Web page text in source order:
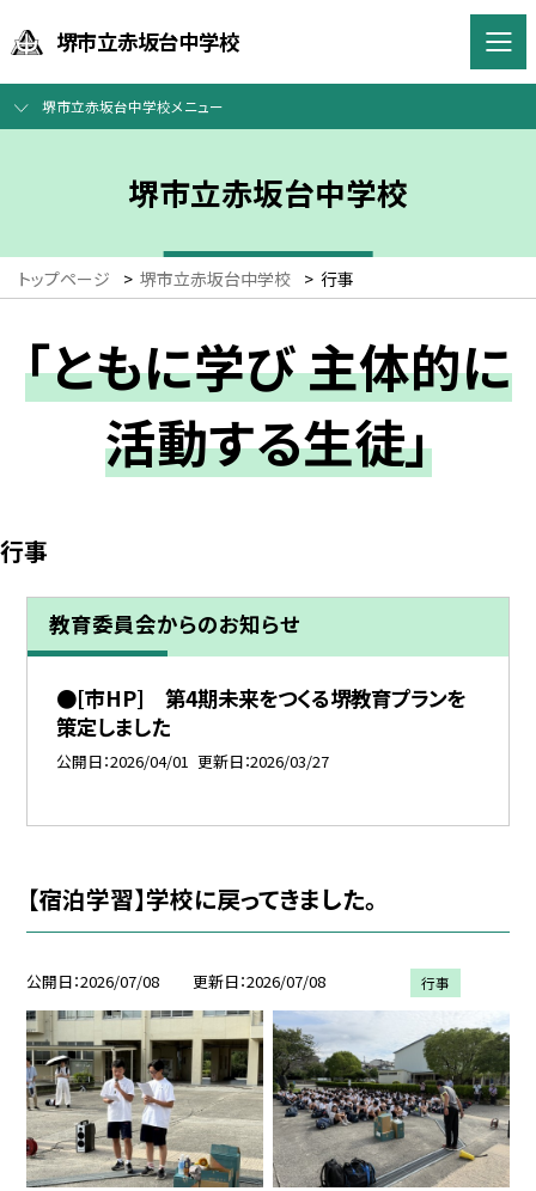
堺市立赤坂台中学校
堺市立赤坂台中学校メニュー
堺市立赤坂台中学校
トップページ > 堺市立赤坂台中学校 > 行事
「ともに学び 主体的に
活動する生徒」
行事
教育委員会からのお知らせ
●[市HP] 第4期未来をつくる堺教育プランを
策定しました
公開日 2026/04/01 更新日 2026/03/27
【宿泊学習】学校に戻ってきました。
公開日 2026/07/08 更新日 2026/07/08 行事